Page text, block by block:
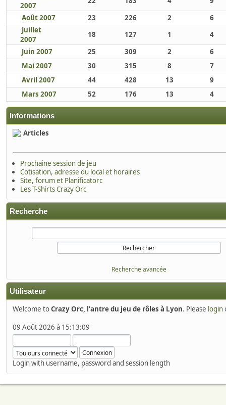
Informations
Articles
Prochaine session de jeu
Cotisation, adresse du local et horaires
Site, forum et Planificatorc
Les T-Shirts Crazy Orc
Recherche
Recherche avancée
Utilisateur
Welcome toCrazy Orc, l'antre du jeu de rôles à Lyon. Please login
09 Août 2026 à 15:13:09
Login with username, password and session length
2007
Août 2007
23 226 2
6
Juillet
2007
18 127 1
4
Juin 2007
25 309 2
6
Mai 2007
30 315 8
7
Avril 2007
44 428 13
9
Mars 2007
52 176 13 4